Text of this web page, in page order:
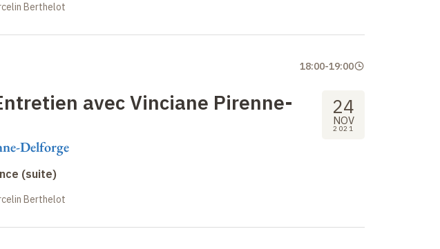
Berthelot
avec Vinciane Pirenne-
Delforge
24
NOV
2021
18:00-19:00
(suite)
Berthelot